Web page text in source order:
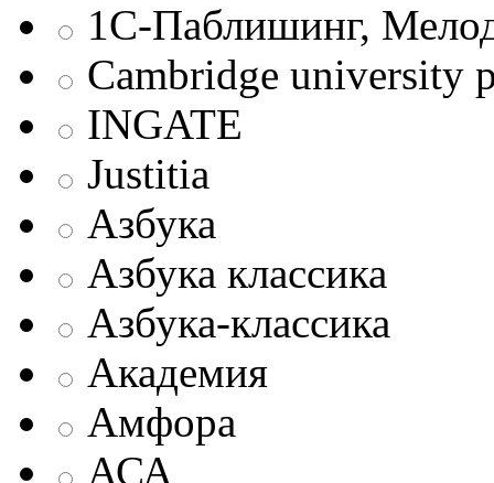
1С-Паблишинг,
Cambridge university
INGATE
Justitia
Азбука
Азбука классика
Азбука-классика
Академия
Амфора
АСА